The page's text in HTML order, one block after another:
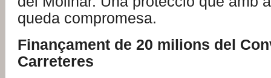
queda compromesa.
Finançament de 20 milions del
Carreteres